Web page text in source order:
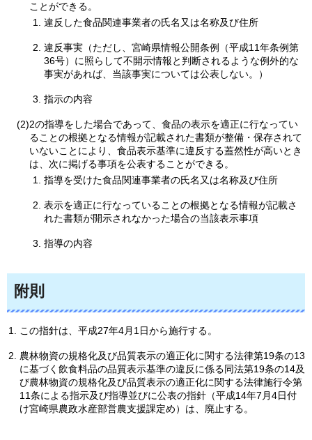
ことができる。
違反した食品関連事業者の氏名又は名称及び住所
違反事実（ただし、宮崎県情報公開条例（平成11年条例第
36号）に照らして不開示情報と判断されるような例外的な
事実があれば、当該事実については公表しない。）
指示の内容
(2)2の指導をした場合であって、食品の表示を適正に行なってい
ることの根拠となる情報が記載された書類が整備・保存されて
いないことにより、食品表示基準に違反する蓋然性が高いとき
は、次に掲げる事項を公表することができる。
指導を受けた食品関連事業者の氏名又は名称及び住所
表示を適正に行なっていることの根拠となる情報が記載さ
れた書類が開示されなかった場合の当該表示事項
指導の内容
附則
この指針は、平成27年4月1日から施行する。
農林物資の規格化及び品質表示の適正化に関する法律第19条の13
に基づく飲食料品の品質表示基準の違反に係る同法第19条の14及
び農林物資の規格化及び品質表示の適正化に関する法律施行令第
11条による指示及び指導並びに公表の指針（平成14年7月4日付
け宮崎県農政水産部営農支援課定め）は、廃止する。